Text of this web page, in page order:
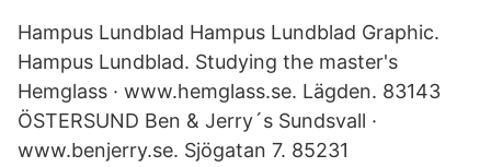
Hampus Lundblad Hampus Lundblad Graphic.
Hampus Lundblad. Studying the master's
Hemglass · www.hemglass.se. Lägden. 83143
ÖSTERSUND Ben & Jerry´s Sundsvall ·
www.benjerry.se. Sjögatan 7. 85231